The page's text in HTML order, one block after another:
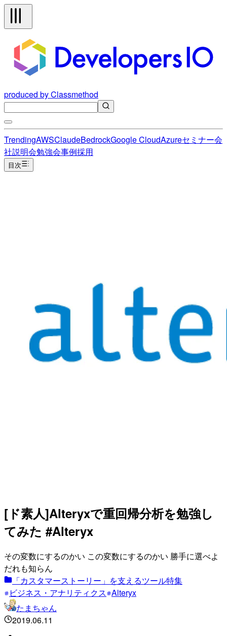
produced by Classmethod
TrendingAWSClaudeBedrockGoogle CloudAzureセミナー会
社説明会勉強会事例採用
目次
[ド素人]Alteryxで重回帰分析を勉強し
てみた #Alteryx
その変数にするのかい この変数にするのかい 勝手に選べよ
だれも知らん
「カスタマーストーリー」を支えるツール特集
ビジネス・アナリティクス Alteryx
たまちゃん
2019.06.11